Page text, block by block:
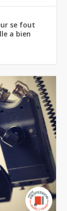
se fout
a bien